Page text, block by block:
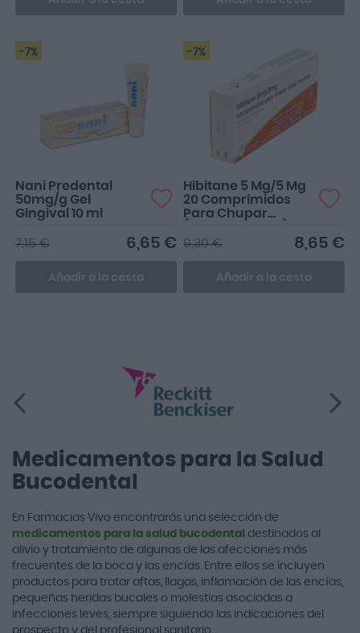
-7%
Nani Predental
50mg/g Gel
Gingival 10 ml
6,65 €
7,15 €
Añadir a la cesta
-7%
Hibitane 5 Mg/5 Mg
20 Comprimidos
Para Chupar
8,65 €
9,30 €
Añadir a la cesta
Medicamentos para la Salud
Bucodental
En Farmacias Vivo encontrarás una selección de
medicamentos para la salud bucodental destinados al
alivio y tratamiento de algunas de las afecciones más
frecuentes de la boca y las encías. Entre ellos se incluyen
productos para tratar aftas, llagas, inflamación de las encías,
pequeñas heridas bucales o molestias asociadas a
infecciones leves, siempre siguiendo las indicaciones del
prospecto y del profesional sanitario.